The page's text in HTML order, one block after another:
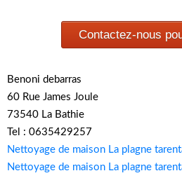
Contactez-nous
Benoni debarras
60 Rue James Joule
73540 La Bathie
Tel : 0635429257
Nettoyage de maison La plagne
Nettoyage de maison La plagne